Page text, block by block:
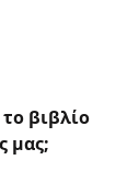
βιβλίο
μας;